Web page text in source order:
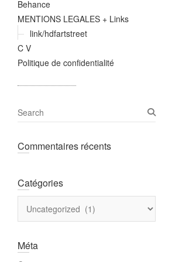
Behance
MENTIONS LEGALES + Links
link/hdfartstreet
C V
Politique de confidentialité
S
e
r
Commentaires récents
Catégories
Méta